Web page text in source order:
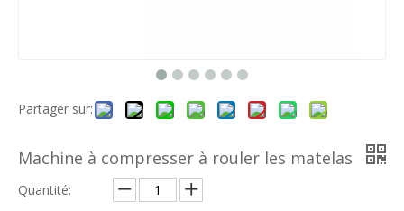
Partager sur:
Machine à compresser à rouler les matelas
Quantité: